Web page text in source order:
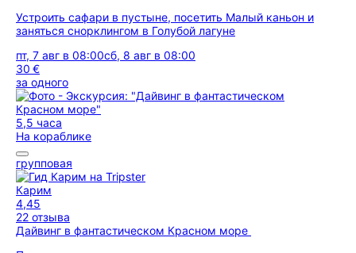
Устроить сафари в пустыне, посетить Малый каньон и
заняться снорклингом в Голубой лагуне
пт, 7 авг в 08:00сб, 8 авг в 08:00
30 €
за одного
5,5 часа
На кораблике
групповая
Карим
4,45
22 отзыва
Дайвинг в фантастическом Красном море